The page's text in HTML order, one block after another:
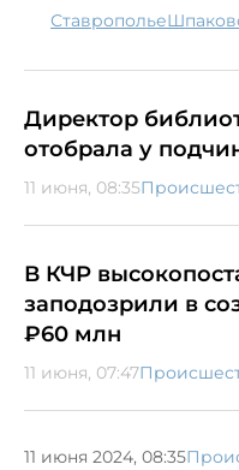
Ставрополье
Директор
отобрала у
11 июня, 08:35
В КЧР
заподозрили в
₽60 млн
11 июня, 07:47
11 июня 2024, 08:35